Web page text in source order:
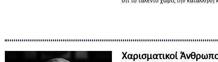
Χαρισματικοί